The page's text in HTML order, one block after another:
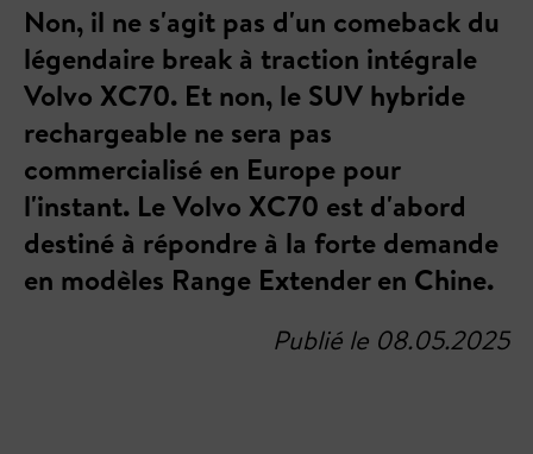
Non, il ne s'agit pas d'un comeback du
légendaire break à traction intégrale
Volvo XC70. Et non, le SUV hybride
rechargeable ne sera pas
commercialisé en Europe pour
l'instant. Le Volvo XC70 est d'abord
destiné à répondre à la forte demande
en modèles Range Extender en Chine.
Publié le 08.05.2025